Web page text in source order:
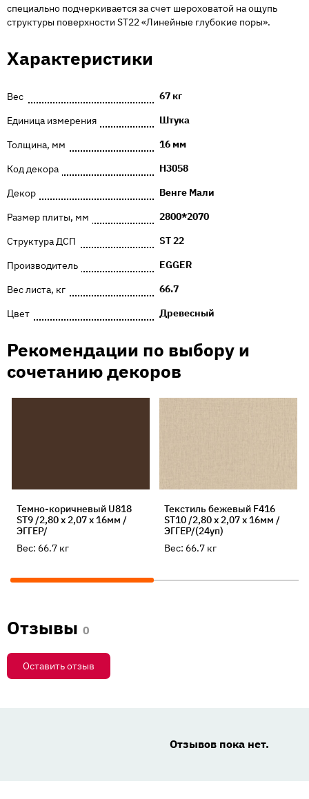
специально подчеркивается за счет шероховатой на ощупь
структуры поверхности ST22 «Линейные глубокие поры».
Характеристики
Вес
67 кг
Единица измерения
Штука
Толщина, мм
16 мм
Код декора
H3058
Декор
Венге Мали
Размер плиты, мм
2800*2070
Структура ДСП
ST 22
Производитель
EGGER
Вес листа, кг
66.7
Цвет
Древесный
Рекомендации по выбору и
сочетанию декоров
Темно-коричневый U818
ST9 /2,80 х 2,07 х 16мм /
ЭГГЕР/
Вес: 66.7 кг
Текстиль бежевый F416
ST10 /2,80 х 2,07 х 16мм /
ЭГГЕР/(24уп)
Вес: 66.7 кг
Отзывы 0
Оставить отзыв
Отзывов пока нет.